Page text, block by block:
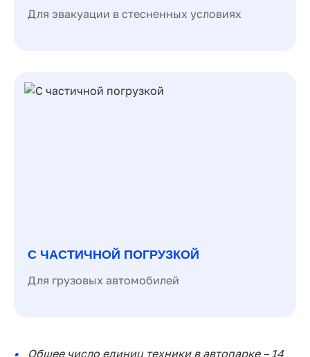
Для эвакуации в стесненных условиях
С ЧАСТИЧНОЙ ПОГРУЗКОЙ
Для грузовых автомобилей
Общее число единиц техники в автопарке – 14